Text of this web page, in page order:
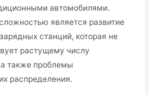
автомобилями.
является развитие
станций, которая не
растущему числу
также проблемы
распределения.